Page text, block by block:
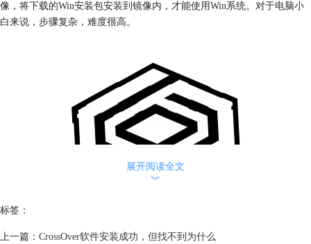
像，将下载的Win安装包安装到镜像内，才能使用Win系统。对于电脑小
白来说，步骤复杂，难度很高。
展开阅读全文
︾
标签：
上一篇： CrossOver软件安装成功，但找不到为什么